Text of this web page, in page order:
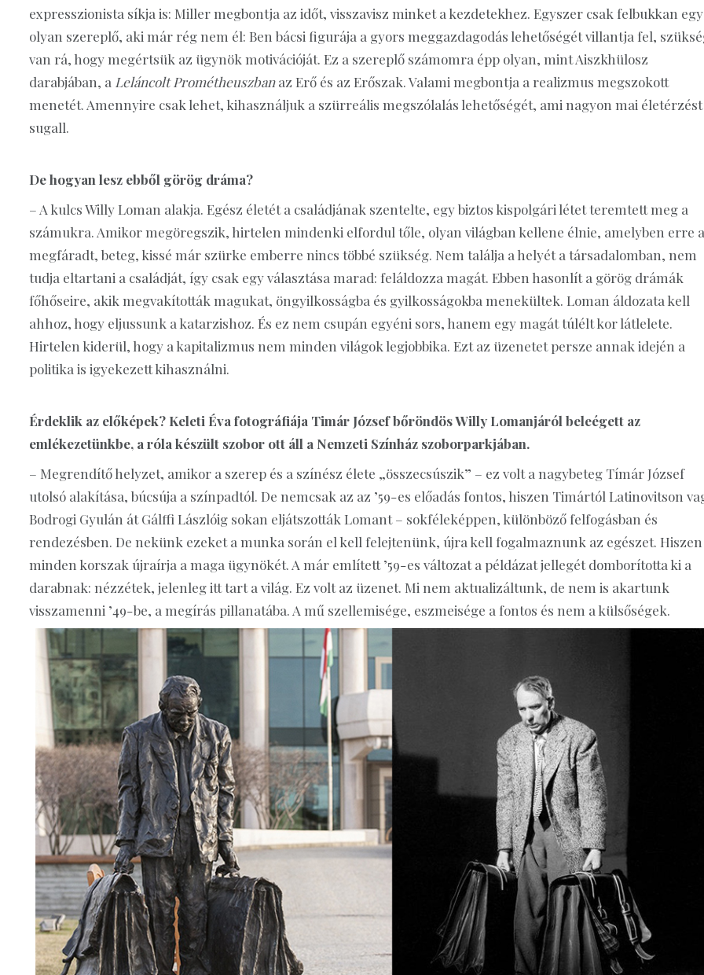
expresszionista síkja is: Miller megbontja az időt, visszavisz minket a kezdetekhez. Egyszer csak felbukkan egy
olyan szereplő, aki már rég nem él: Ben bácsi figurája a gyors meggazdagodás lehetőségét villantja fel,
van rá, hogy megértsük az ügynök motivációját. Ez a szereplő számomra épp olyan, mint Aiszkhülosz
darabjában, a Leláncolt Prométheuszbanaz Erő és az Erőszak. Valami megbontja a realizmus megszokott
menetét. Amennyire csak lehet, kihasználjuk a szürreális megszólalás lehetőségét, ami nagyon mai életérzést
sugall.
De hogyan lesz ebből görög dráma?
– A kulcs Willy Loman alakja. Egész életét a családjának szentelte, egy biztos kispolgári létet teremtett meg a
számukra. Amikor megöregszik, hirtelen mindenki elfordul tőle, olyan világban kellene élnie, amelyben erre a
megfáradt, beteg, kissé már szürke emberre nincs többé szükség. Nem találja a helyét a társadalomban, nem
tudja eltartani a családját, így csak egy választása marad: feláldozza magát. Ebben hasonlít a görög drámák
főhőseire, akik megvakították magukat, öngyilkosságba és gyilkosságokba menekültek. Loman áldozata kell
ahhoz, hogy eljussunk a katarzishoz. És ez nem csupán egyéni sors, hanem egy magát túlélt kor látlelete.
Hirtelen kiderül, hogy a kapitalizmus nem minden világok legjobbika. Ezt az üzenetet persze annak idején a
politika is igyekezett kihasználni.
Érdeklik az előképek? Keleti Éva fotográfiája Timár József bőröndös Willy Lomanjáról beleégett az
emlékezetünkbe, a róla készült szobor ott áll a Nemzeti Színház szoborparkjában.
– Megrendítő helyzet, amikor a szerep és a színész élete „összecsúszik” – ez volt a nagybeteg Tímár József
utolsó alakítása, búcsúja a szín­padtól. De nemcsak az az ’59-es előadás fontos, hiszen Timártól Latinovitson
Bodrogi Gyulán át Gálffi Lászlóig sokan eljátszották Lomant – sokféleképpen, különböző felfogásban és
rendezésben. De nekünk ezeket a munka során el kell felejtenünk, újra kell fogalmaznunk az egészet. Hiszen
minden korszak újraírja a maga ügynökét. A már említett ’59-es változat a példázat jellegét domborította ki a
darabnak: nézzétek, jelenleg itt tart a világ. Ez volt az üzenet. Mi nem aktualizáltunk, de nem is akartunk
visszamenni ’49-be, a megírás pillanatába. A mű szellemisége, eszmeisége a fontos és nem a külsőségek.